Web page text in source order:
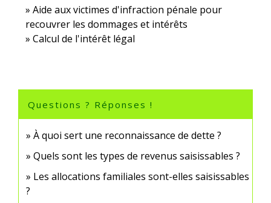
Aide aux victimes d'infraction pénale pour
recouvrer les dommages et intérêts
Calcul de l'intérêt légal
Questions ? Réponses !
À quoi sert une reconnaissance de dette ?
Quels sont les types de revenus saisissables ?
Les allocations familiales sont-elles saisissables
?